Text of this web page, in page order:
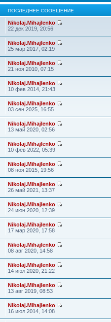
ПОСЛЕДНЕЕ СООБЩЕНИЕ
Nikolaj.Mihajlenko
22 дек 2019, 20:56
Nikolaj.Mihajlenko
25 мар 2017, 02:19
Nikolaj.Mihajlenko
21 ноя 2010, 07:15
Nikolaj.Mihajlenko
10 фев 2014, 21:43
Nikolaj.Mihajlenko
03 сен 2025, 16:55
Nikolaj.Mihajlenko
13 май 2020, 02:56
Nikolaj.Mihajlenko
10 фев 2022, 05:39
Nikolaj.Mihajlenko
08 ноя 2015, 19:56
Nikolaj.Mihajlenko
26 май 2021, 13:37
Nikolaj.Mihajlenko
24 июн 2020, 12:39
Nikolaj.Mihajlenko
17 мар 2020, 17:58
Nikolaj.Mihajlenko
08 авг 2020, 14:58
Nikolaj.Mihajlenko
14 июл 2020, 21:22
Nikolaj.Mihajlenko
13 авг 2019, 08:53
Nikolaj.Mihajlenko
16 июл 2014, 14:08